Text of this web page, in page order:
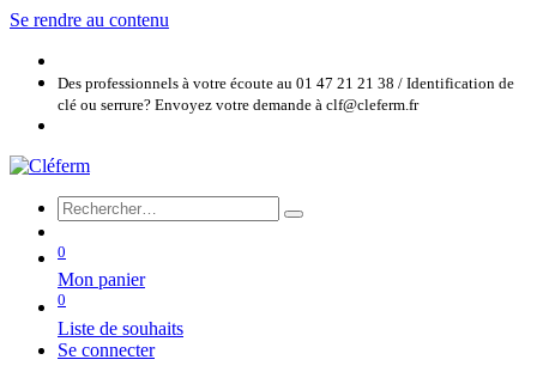
Se rendre au contenu
Des professionnels à votre écoute au 01 47 21 21 38 / Identification de
clé ou serrure? Envoyez votre demande à clf@cleferm.fr
0
Mon panier
0
Liste de souhaits
Se connecter